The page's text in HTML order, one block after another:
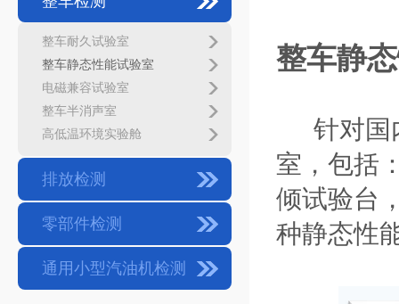
整车耐久试验室
整车静态性能试验室
电磁兼容试验室
整车半消声室
高低温环境实验舱
排放检测
零部件检测
通用小型汽油机检测
整车静
针对国
室，包括
倾试验台
种静态性